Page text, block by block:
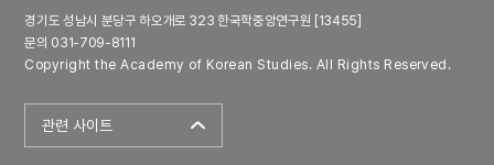
경기도 성남시 분당구 하오개로 323 한국학중앙연구원 [13455]
문의 031-709-8111
Copyright the Academy of Korean Studies. All Rights Reserved.
관련 사이트